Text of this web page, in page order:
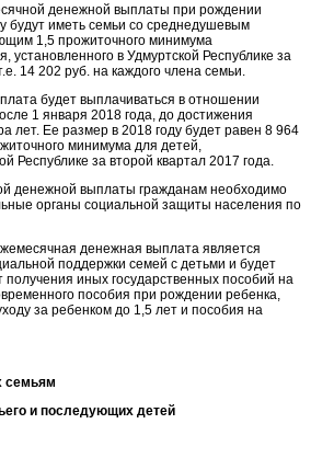
денежной выплаты при рождении
будут иметь семьи со среднедушевым
1,5 прожиточного минимума
установленного в Удмуртской Республике за
14 202 руб. на каждого члена семьи.
будет выплачиваться в отношении
1 января 2018 года, до достижения
лет. Ее размер в 2018 году будет равен 8 964
минимума для детей,
Республике за второй квартал 2017 года.
денежной выплаты гражданам необходимо
органы социальной защиты населения по
денежная выплата является
поддержки семей с детьми и будет
получения иных государственных пособий на
пособия при рождении ребенка,
за ребенком до 1,5 лет и пособия на
семьям
и последующих детей